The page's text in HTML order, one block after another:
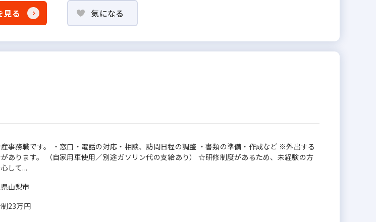
見る 気になる
事務職です。 ・窓口・電話の対応・相談、訪問日程の調整 ・書類の準備・作成など ※外出する
あります。 （自家用車使用／別途ガソリン代の支給あり） ☆研修制度があるため、未経験の方
して...
山梨市
23万円